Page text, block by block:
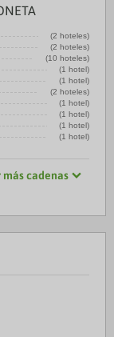
(2 hoteles)
(2 hoteles)
(10 hoteles)
(1 hotel)
(1 hotel)
(2 hoteles)
(1 hotel)
(1 hotel)
(1 hotel)
(1 hotel)
más cadenas